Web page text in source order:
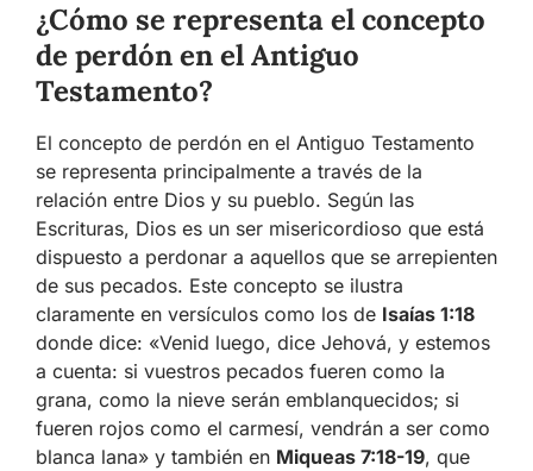
¿Cómo se representa el concepto
de perdón en el Antiguo
Testamento?
El concepto de perdón en el Antiguo Testamento
se representa principalmente a través de la
relación entre Dios y su pueblo. Según las
Escrituras, Dios es un ser misericordioso que está
dispuesto a perdonar a aquellos que se arrepienten
de sus pecados. Este concepto se ilustra
claramente en versículos como los de Isaías 1:18
donde dice: «Venid luego, dice Jehová, y estemos
a cuenta: si vuestros pecados fueren como la
grana, como la nieve serán emblanquecidos; si
fueren rojos como el carmesí, vendrán a ser como
blanca lana» y también en Miqueas 7:18-19, que